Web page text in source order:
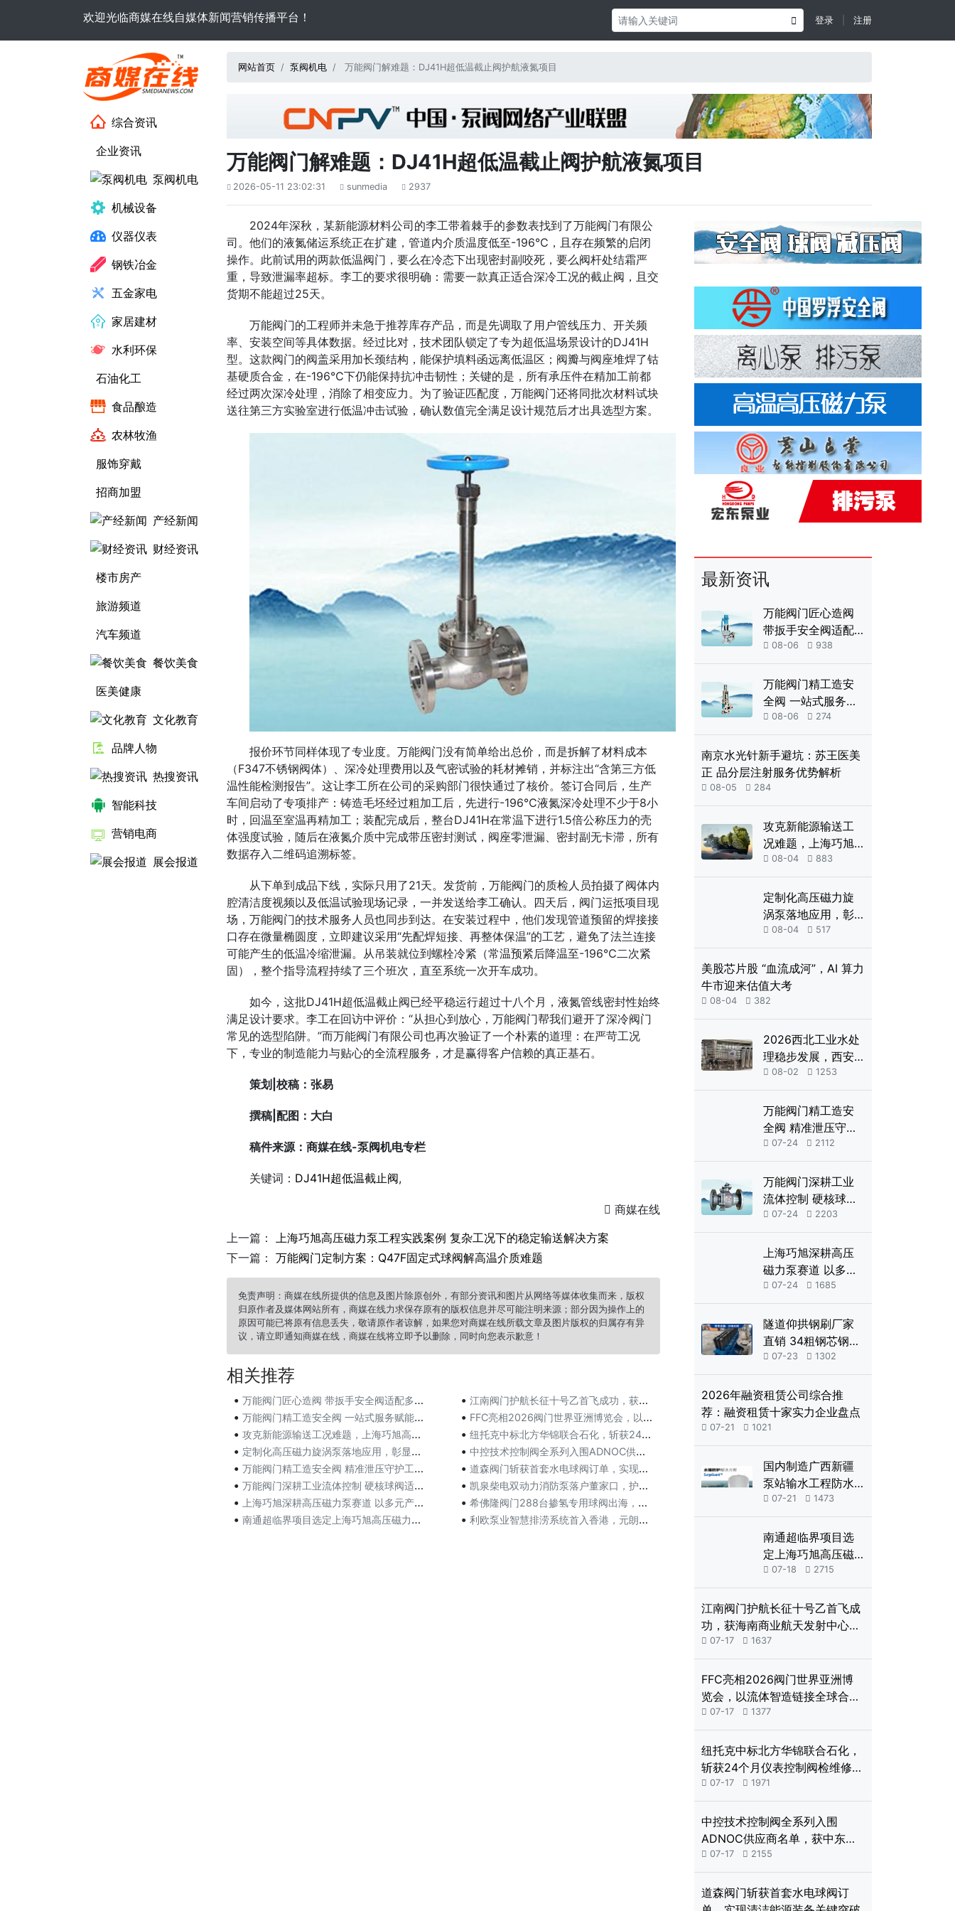
欢迎光临商媒在线自媒体新闻营销传播平台！  登录 注册
综合资讯
企业资讯
泵阀机电
机械设备
仪器仪表
钢铁冶金
五金家电
家居建材
水利环保
石油化工
食品酿造
农林牧渔
服饰穿戴
招商加盟
产经新闻
财经资讯
楼市房产
旅游频道
汽车频道
餐饮美食
医美健康
文化教育
品牌人物
热搜资讯
智能科技
营销电商
展会报道
网站首页 泵阀机电 万能阀门解难题：DJ41H超低温截止阀护航液氮项目
万能阀门解难题：DJ41H超低温截止阀护航液氮项目
 2026-05-11 23:02:31  sunmedia  2937
2024年深秋，某新能源材料公司的李工带着棘手的参数表找到了万能阀门有限公
司。他们的液氮储运系统正在扩建，管道内介质温度低至-196℃，且存在频繁的启闭
操作。此前试用的两款低温阀门，要么在冷态下出现密封副咬死，要么阀杆处结霜严
重，导致泄漏率超标。李工的要求很明确：需要一款真正适合深冷工况的截止阀，且交
货期不能超过25天。
万能阀门的工程师并未急于推荐库存产品，而是先调取了用户管线压力、开关频
率、安装空间等具体数据。经过比对，技术团队锁定了专为超低温场景设计的DJ41H
型。这款阀门的阀盖采用加长颈结构，能保护填料函远离低温区；阀瓣与阀座堆焊了钴
基硬质合金，在-196℃下仍能保持抗冲击韧性；关键的是，所有承压件在精加工前都
经过两次深冷处理，消除了相变应力。为了验证匹配度，万能阀门还将同批次材料试块
送往第三方实验室进行低温冲击试验，确认数值完全满足设计规范后才出具选型方案。
报价环节同样体现了专业度。万能阀门没有简单给出总价，而是拆解了材料成本
（F347不锈钢阀体）、深冷处理费用以及气密试验的耗材摊销，并标注出“含第三方低
温性能检测报告”。这让李工所在公司的采购部门很快通过了核价。签订合同后，生产
车间启动了专项排产：铸造毛坯经过粗加工后，先进行-196℃液氮深冷处理不少于8小
时，回温至室温再精加工；装配完成后，整台DJ41H在常温下进行1.5倍公称压力的壳
体强度试验，随后在液氮介质中完成带压密封测试，阀座零泄漏、密封副无卡滞，所有
数据存入二维码追溯标签。
从下单到成品下线，实际只用了21天。发货前，万能阀门的质检人员拍摄了阀体内
腔清洁度视频以及低温试验现场记录，一并发送给李工确认。四天后，阀门运抵项目现
场，万能阀门的技术服务人员也同步到达。在安装过程中，他们发现管道预留的焊接接
口存在微量椭圆度，立即建议采用“先配焊短接、再整体保温”的工艺，避免了法兰连接
可能产生的低温冷缩泄漏。从吊装就位到螺栓冷紧（常温预紧后降温至-196℃二次紧
固），整个指导流程持续了三个班次，直至系统一次开车成功。
如今，这批DJ41H超低温截止阀已经平稳运行超过十八个月，液氮管线密封性始终
满足设计要求。李工在回访中评价：“从担心到放心，万能阀门帮我们避开了深冷阀门
常见的选型陷阱。”而万能阀门有限公司也再次验证了一个朴素的道理：在严苛工况
下，专业的制造能力与贴心的全流程服务，才是赢得客户信赖的真正基石。
策划|校稿：张易
撰稿 配图 ：大白
稿件来源：商媒在线-泵阀机电专栏
关键词： DJ41H超低温截止阀,
 商媒在线
上一篇： 上海巧旭高压磁力泵工程实践案例 复杂工况下的稳定输送解决方案
下一篇： 万能阀门定制方案：Q47F固定式球阀解高温介质难题
免责声明：商媒在线所提供的信息及图片除原创外，有部分资讯和图片从网络等媒体收集而来，版权
归原作者及媒体网站所有，商媒在线力求保存原有的版权信息并尽可能注明来源；部分因为操作上的
原因可能已将原有信息丢失，敬请原作者谅解，如果您对商媒在线所载文章及图片版权的归属存有异
议，请立即通知商媒在线，商媒在线将立即予以删除，同时向您表示歉意！
相关推荐
• 万能阀门匠心造阀 带扳手安全阀适配多场景工业防护
• 万能阀门精工造安全阀 一站式服务赋能工业安全生产
• 攻克新能源输送工况难题，上海巧旭高压磁力齿轮泵定制落
• 定制化高压磁力旋涡泵落地应用，彰显上海巧旭精工研发实
• 万能阀门精工造安全阀 精准泄压守护工业生产
• 万能阀门深耕工业流体控制 硬核球阀适配复杂工况
• 上海巧旭深耕高压磁力泵赛道 以多元产品夯实特种泵制造
• 南通超临界项目选定上海巧旭高压磁力泵，38MPa二氧
• 江南阀门护航长征十号乙首飞成功，获海南商业航天发射中
• FFC亮相2026阀门世界亚洲博览会，以流体智造链接
• 纽托克中标北方华锦联合石化，斩获24个月仪表控制阀检
• 中控技术控制阀全系列入围ADNOC供应商名单，获中东
• 道森阀门斩获首套水电球阀订单，实现清洁能源装备关键突
• 凯泉柴电双动力消防泵落户董家口，护航520万立方米“
• 希佛隆阀门288台掺氢专用球阀出海，叩开欧洲中东能源
• 利欧泵业智慧排涝系统首入香港，元朗防洪屏障升级至“2
最新资讯
万能阀门匠心造阀
带扳手安全阀适配
多场景工业防护
 08-06  938
万能阀门精工造安
全阀 一站式服务赋
能工业安全生产
 08-06  274
南京水光针新手避坑：苏王医美
正 品分层注射服务优势解析
 08-05  284
攻克新能源输送工
况难题，上海巧旭
高压磁力齿轮泵定
制落地
 08-04  883
定制化高压磁力旋
涡泵落地应用，彰
显上海巧旭精工研
发实力
 08-04  517
美股芯片股 “血流成河”，AI 算力
牛市迎来估值大考
 08-04  382
2026西北工业水处
理稳步发展，西安
康诺反渗透设备赋
能各行生产
 08-02  1253
万能阀门精工造安
全阀 精准泄压守护
工业生产
 07-24  2112
万能阀门深耕工业
流体控制 硬核球阀
适配复杂工况
 07-24  2203
上海巧旭深耕高压
磁力泵赛道 以多元
产品夯实特种泵制
造实力
 07-24  1685
隧道仰拱钢刷厂家
直销 34粗钢芯钢丝
绳清扫钢刷
 07-23  1302
2026年融资租赁公司综合推
荐：融资租赁十家实力企业盘点
 07-21  1021
国内制造广西新疆
泵站输水工程防水
锤大型可定制内胆
式水锤消除罐及全
自动控制系统
 07-21  1473
南通超临界项目选
定上海巧旭高压磁
力泵，38MPa二氧
化碳输送难题获解
 07-18  2715
江南阀门护航长征十号乙首飞成
功，获海南商业航天发射中心致
谢
 07-17  1637
FFC亮相2026阀门世界亚洲博
览会，以流体智造链接全球合作
新机遇
 07-17  1377
纽托克中标北方华锦联合石化，
斩获24个月仪表控制阀检维修服
务框架
 07-17  1971
中控技术控制阀全系列入围
ADNOC供应商名单，获中东高
端能源市场“通行证”
 07-17  2155
道森阀门斩获首套水电球阀订